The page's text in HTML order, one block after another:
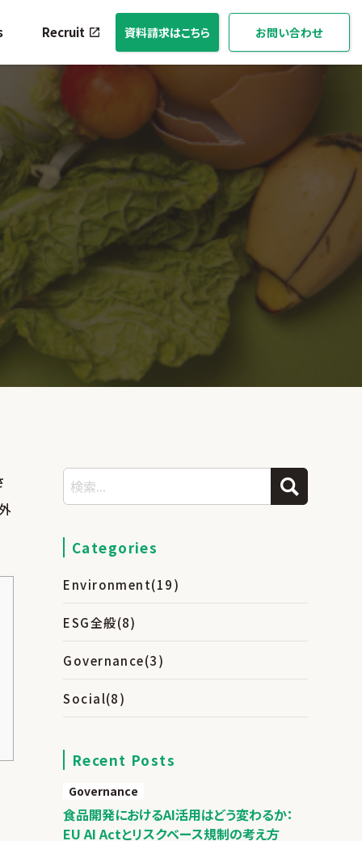
Recruit 資料請求はこちら お問い合わせ
Categories
Environment(19)
ESG全般(8)
Governance(3)
Social(8)
Recent Posts
Governance
食品開発におけるAI活用はどう変わるか：
EU AI Actとリスクベース規制の考え方